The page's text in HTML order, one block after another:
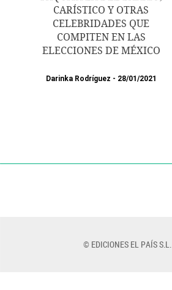
CARÍSTICO Y OTRAS
CELEBRIDADES QUE
COMPITEN EN LAS
ELECCIONES DE MÉXICO
Darinka Rodríguez 28/01/2021
© EDICIONES EL PAÍS S.L.